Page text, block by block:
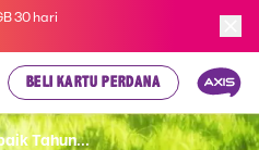
30 hari
BELI KARTU PERDANA
Tahun...